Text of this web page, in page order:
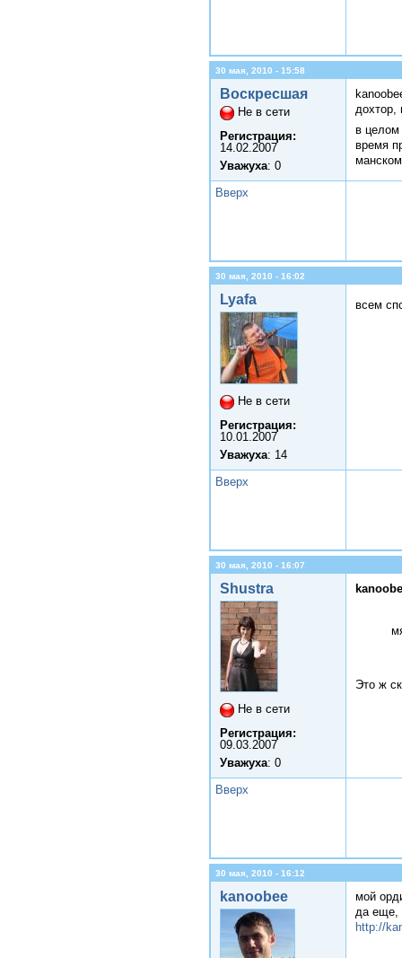
30 мая, 2010 - 15:58
Воскресшая
Не в сети
Регистрация:
14.02.2007
Уважуха: 0
дохтор,
в целом
время
Вверх
30 мая, 2010 - 16:02
Lyafa
Не в сети
Регистрация:
10.01.2007
Уважуха: 14
всем
Вверх
30 мая, 2010 - 16:07
Shustra
Не в сети
Регистрация:
09.03.2007
Уважуха: 0
Это ж
Вверх
30 мая, 2010 - 16:12
kanoobee
мой
да еще,
http://